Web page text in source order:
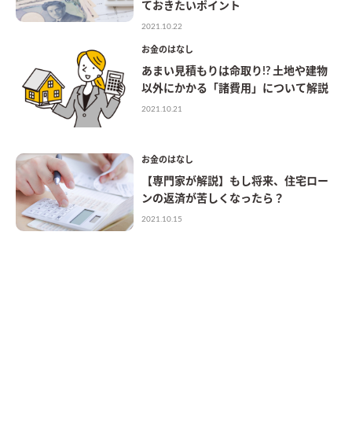
ておきたいポイント
2021.10.22
お金のはなし
あまい見積もりは命取り!? 土地や建物
以外にかかる「諸費用」について解説
2021.10.21
お金のはなし
【専門家が解説】もし将来、住宅ロー
ンの返済が苦しくなったら？
2021.10.15